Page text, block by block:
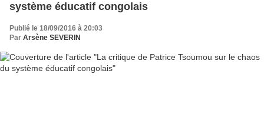
système éducatif congolais
Publié le 18/09/2016 à 20:03
Par Arsène SEVERIN